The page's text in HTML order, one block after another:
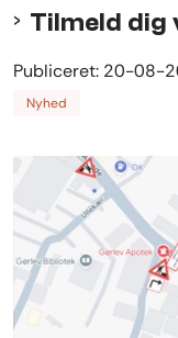
Tilmeld dig
Publiceret: 20-08-
Nyhed